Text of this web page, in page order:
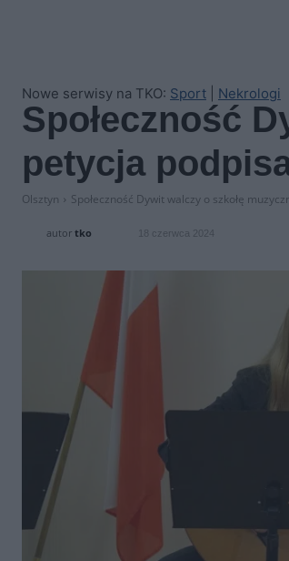
Nowe serwisy na TKO: Sport Nekrologi
Społeczność
petycja
Olsztyn Społeczność Dywit walczy o szkołę
autor tko 18 czerwca 2024